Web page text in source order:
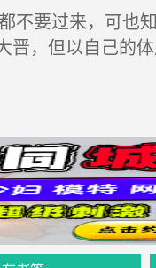
要过来，可也
，但以自己的